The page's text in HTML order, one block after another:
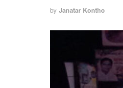
by Janatar Kontho